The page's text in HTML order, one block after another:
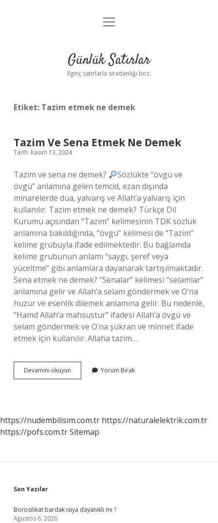
Anasayfa
Yasal Uyarı
menüyü
Günlük Satırlar
İlginç satırlarla sıradanlığı boz.
Etiket: Tazim etmek ne demek
Tazim Ve Sena Etmek Ne Demek
Tarih: Kasım 13, 2024
Tazim ve sena ne demek?
Sözlükte “övgü ve
övgü” anlamına gelen temcid, ezan dışında
minarelerde dua, yalvarış ve Allah’a yalvarış için
kullanılır. Tazim etmek ne demek? Türkçe Dil
Kurumu açısından “Tazim” kelimesinin TDK sözlük
anlamına bakıldığında, “övgü” kelimesi de “Tazim”
kelime grubuyla ifade edilmektedir. Bu bağlamda
kelime grubunun anlamı “saygı, şeref veya
yüceltme” gibi anlamlara dayanarak tartışılmaktadır.
Sena etmek ne demek? “Senalar” kelimesi “selamlar”
anlamına gelir ve Allah’a selam göndermek ve O’na
huzur ve esenlik dilemek anlamına gelir. Bu nedenle,
“Hamd Allah’a mahsustur” ifadesi Allah’a övgü ve
selam göndermek ve O’na şükran ve minnet ifade
etmek için kullanılır. Allaha tazim…
Devamını okuyun
Ve
Yorum Bırak
https://nudembilisim.com.tr https://naturalelektrik.com.tr
https://pofs.com.trSitemap
Sidebar
Son Yazılar
Borosilikat bardak isıya dayanıklı mı ?
Ağustos 6, 2026